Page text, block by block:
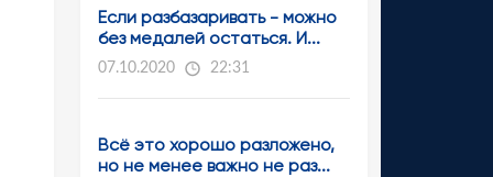
Если разбазаривать - можно
без медалей остаться. И...
07.10.2020 22:31
Всё это хорошо разложено,
но не менее важно не раз...